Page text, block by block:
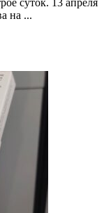
на ...